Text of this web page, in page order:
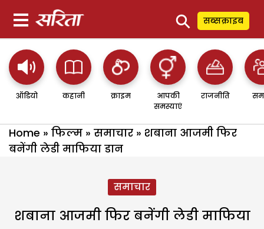
⚲ सब्सक्राइब
ऑडियो कहानी क्राइम
आपकी
समस्याएं
राजनीति
Home » फिल्म » समाचार » शबाना आजमी फिर
बनेंगी लेडी माफिया डान
समाचार
शबाना आजमी फिर बनेंगी लेडी माफिया